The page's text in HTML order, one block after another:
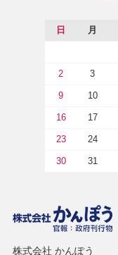
日 月
2 3
9 10
16 17
23 24
30 31
株式会社 かんぽう